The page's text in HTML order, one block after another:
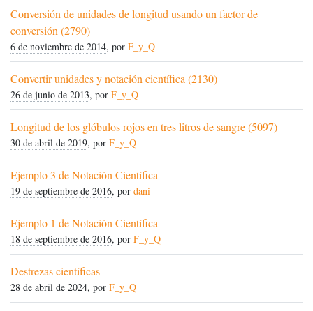
Conversión de unidades de longitud usando un factor de
conversión (2790)
6 de noviembre de 2014, por F_y_Q
Convertir unidades y notación científica (2130)
26 de junio de 2013, por F_y_Q
Longitud de los glóbulos rojos en tres litros de sangre (5097)
30 de abril de 2019, por F_y_Q
Ejemplo 3 de Notación Científica
19 de septiembre de 2016, por dani
Ejemplo 1 de Notación Científica
18 de septiembre de 2016, por F_y_Q
Destrezas científicas
28 de abril de 2024, por F_y_Q